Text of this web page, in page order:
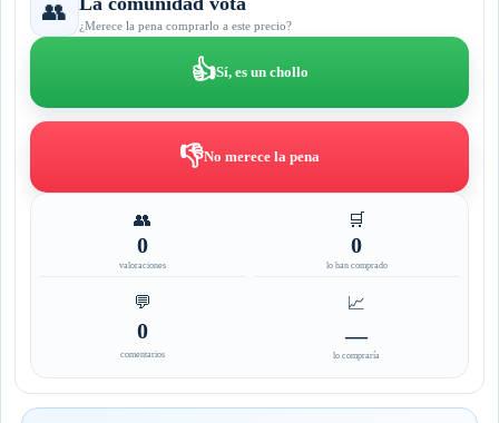
👥 ¿Merece la pena comprarlo a este precio?
👍Sí, es un chollo
👎No merece la pena
👥
0
valoraciones
🛒
0
lo han comprado
💬
0
comentarios
📈
—
lo compraría